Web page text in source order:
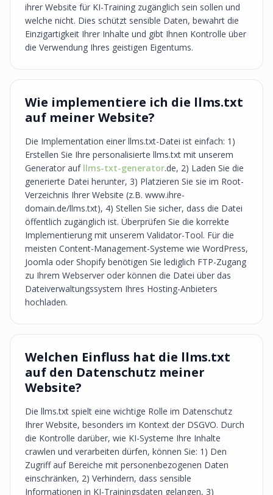
ihrer Website für KI-Training zugänglich sein sollen und
welche nicht. Dies schützt sensible Daten, bewahrt die
Einzigartigkeit Ihrer Inhalte und gibt Ihnen Kontrolle über
die Verwendung Ihres geistigen Eigentums.
Wie implementiere ich die llms.txt
auf meiner Website?
Die Implementation einer llms.txt-Datei ist einfach: 1)
Erstellen Sie Ihre personalisierte llms.txt mit unserem
Generator auf llms-txt-generator.de, 2) Laden Sie die
generierte Datei herunter, 3) Platzieren Sie sie im Root-
Verzeichnis Ihrer Website (z.B. www.ihre-
domain.de/llms.txt), 4) Stellen Sie sicher, dass die Datei
öffentlich zugänglich ist. Überprüfen Sie die korrekte
Implementierung mit unserem Validator-Tool. Für die
meisten Content-Management-Systeme wie WordPress,
Joomla oder Shopify benötigen Sie lediglich FTP-Zugang
zu Ihrem Webserver oder können die Datei über das
Dateiverwaltungssystem Ihres Hosting-Anbieters
hochladen.
Welchen Einfluss hat die llms.txt
auf den Datenschutz meiner
Website?
Die llms.txt spielt eine wichtige Rolle im Datenschutz
Ihrer Website, besonders im Kontext der DSGVO. Durch
die Kontrolle darüber, wie KI-Systeme Ihre Inhalte
crawlen und verarbeiten dürfen, können Sie: 1) Den
Zugriff auf Bereiche mit personenbezogenen Daten
einschränken, 2) Verhindern, dass sensible
Informationen in KI-Trainingsdaten gelangen, 3)